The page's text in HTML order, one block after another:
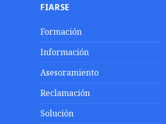
FIARSE
Formación
Información
Asesoramiento
Reclamación
Solución